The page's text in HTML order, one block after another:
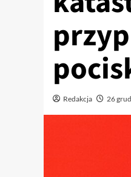
Redakcja 26